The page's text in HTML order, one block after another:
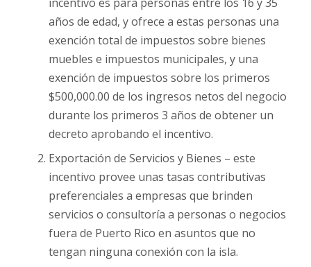
años de edad, y ofrece a estas personas una
exención total de impuestos sobre bienes
muebles e impuestos municipales, y una
exención de impuestos sobre los primeros
$500,000.00 de los ingresos netos del negocio
durante los primeros 3 años de obtener un
decreto aprobando el incentivo.
Exportación de Servicios y Bienes – este
incentivo provee unas tasas contributivas
preferenciales a empresas que brinden
servicios o consultoría a personas o negocios
fuera de Puerto Rico en asuntos que no
tengan ninguna conexión con la isla.